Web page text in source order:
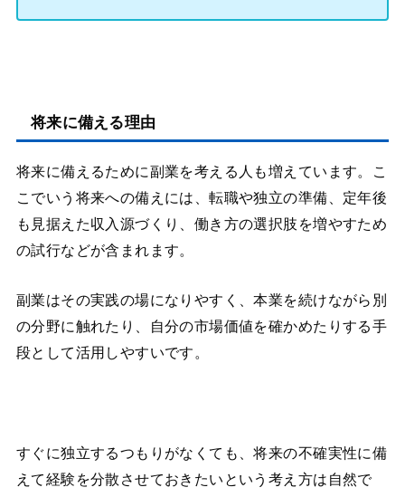
将来に備える理由
将来に備えるために副業を考える人も増えています。こ
こでいう将来への備えには、転職や独立の準備、定年後
も見据えた収入源づくり、働き方の選択肢を増やすため
の試行などが含まれます。
副業はその実践の場になりやすく、本業を続けながら別
の分野に触れたり、自分の市場価値を確かめたりする手
段として活用しやすいです。
すぐに独立するつもりがなくても、将来の不確実性に備
えて経験を分散させておきたいという考え方は自然で